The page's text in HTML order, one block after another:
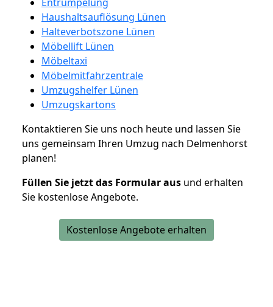
Haushaltsauflösung Lünen
Halteverbotszone Lünen
Möbellift Lünen
Möbeltaxi
Möbelmitfahrzentrale
Umzugshelfer Lünen
Umzugskartons
Kontaktieren Sie uns noch heute und lassen Sie
uns gemeinsam Ihren Umzug nach Delmenhorst
planen!
Füllen Sie jetzt das Formular aus und erhalten
Sie kostenlose Angebote.
Kostenlose Angebote erhalten